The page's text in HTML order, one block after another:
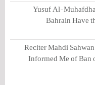
Yusuf Al-
Bahrain Have
Reciter Mahdi
Informed Me of Ban